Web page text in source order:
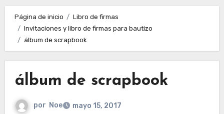
Página de inicio
Libro de firmas
Invitaciones y libro de firmas para bautizo
álbum de scrapbook
álbum de scrapbook
por Noe mayo 15, 2017